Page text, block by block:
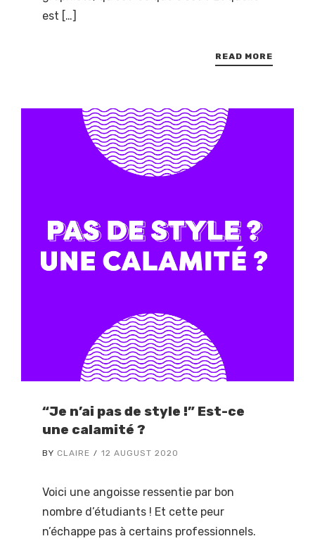
est […]
READ MORE
“Je n’ai pas de style !” Est-ce
une calamité ?
BY CLAIRE 12 AUGUST 2020
Voici une angoisse ressentie par bon
nombre d’étudiants ! Et cette peur
n’échappe pas à certains professionnels.